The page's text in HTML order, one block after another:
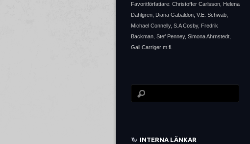
Favoritförfattare: Christoffer Carlsson, Helena
Dahlgren, Diana Gabaldon, V.E. Schwab,
Michael Connelly, S.A Cosby, Fredrik
Backman, Stef Penney, Simona Ahrnstedt,
Gail Carriger m.fl.
INTERNA LÄNKAR